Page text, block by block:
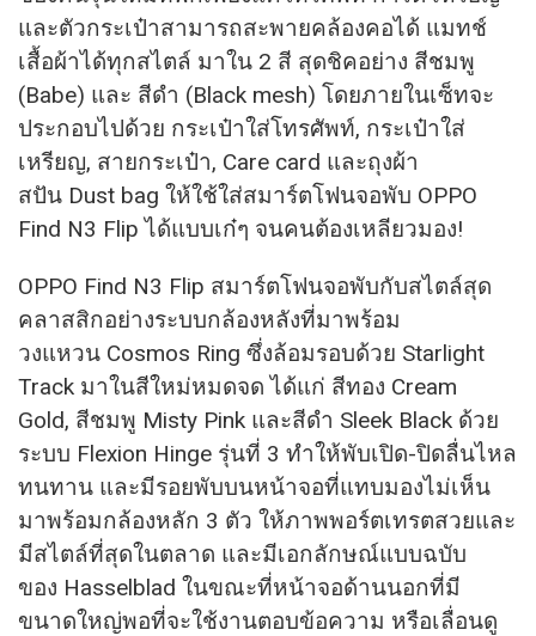
และตัวกระเป๋าสามารถสะพายคล้องคอได้ แมทช์
เสื้อผ้าได้ทุกสไตล์ มาใน 2 สี สุดชิคอย่าง สีชมพู
(Babe) และ สีดำ (Black mesh) โดยภายในเซ็ทจะ
ประกอบไปด้วย กระเป๋าใส่โทรศัพท์, กระเป๋าใส่
เหรียญ, สายกระเป๋า, Care card และถุงผ้า
สปัน Dust bag ให้ใช้ใส่สมาร์ตโฟนจอพับ OPPO
Find N3 Flip ได้แบบเก๋ๆ จนคนต้องเหลียวมอง!
OPPO Find N3 Flip สมาร์ตโฟนจอพับกับสไตล์สุด
คลาสสิกอย่างระบบกล้องหลังที่มาพร้อม
วงแหวน Cosmos Ring ซึ่งล้อมรอบด้วย Starlight
Track มาในสีใหม่หมดจด ได้แก่ สีทอง Cream
Gold, สีชมพู Misty Pink และสีดำ Sleek Black ด้วย
ระบบ Flexion Hinge รุ่นที่ 3 ทำให้พับเปิด-ปิดลื่นไหล
ทนทาน และมีรอยพับบนหน้าจอที่แทบมองไม่เห็น
มาพร้อมกล้องหลัก 3 ตัว ให้ภาพพอร์ตเทรตสวยและ
มีสไตล์ที่สุดในตลาด และมีเอกลักษณ์แบบฉบับ
ของ Hasselblad ในขณะที่หน้าจอด้านนอกที่มี
ขนาดใหญ่พอที่จะใช้งานตอบข้อความ หรือเลื่อนดู